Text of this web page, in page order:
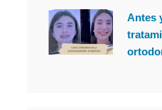
Antes